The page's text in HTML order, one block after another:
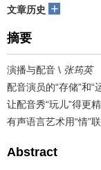
文章历史 +
摘要
演播与配音 \ 张筠英
配音演员的“存储”和
让配音秀“玩儿”得更
有声语言艺术用“情”
Abstract